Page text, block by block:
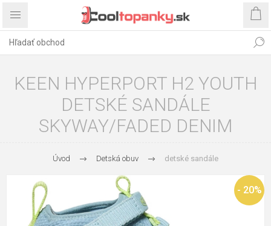
KEEN HYPERPORT H2 YOUTH
DETSKÉ SANDÁLE
SKYWAY/FADED DENIM
Úvod Detská obuv detské sandále
- 20%